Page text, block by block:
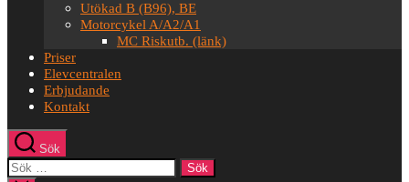
Utökad B (B96), BE
Motorcykel A/A2/A1
MC Riskutb. (länk)
Priser
Elevcentralen
Erbjudande
Kontakt
Sök
Sök